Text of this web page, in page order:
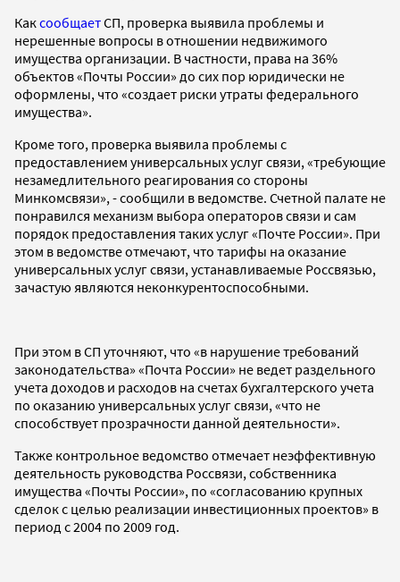
КаксообщаетСП, проверка выявила проблемы и
нерешенные вопросы в отношении недвижимого
имущества организации. В частности, права на 36%
объектов «Почты России» до сих пор юридически не
оформлены, что «создает риски утраты федерального
имущества».
Кроме того, проверка выявила проблемы с
предоставлением универсальных услуг связи, «требующие
незамедлительного реагирования со стороны
Минкомсвязи», - сообщили в ведомстве. Счетной палате не
понравился механизм выбора операторов связи и сам
порядок предоставления таких услуг «Почте России». При
этом в ведомстве отмечают, что тарифы на оказание
универсальных услуг связи, устанавливаемые Россвязью,
зачастую являются неконкурентоспособными.
При этом в СП уточняют, что «в нарушение требований
законодательства» «Почта России» не ведет раздельного
учета доходов и расходов на счетах бухгалтерского учета
по оказанию универсальных услуг связи, «что не
способствует прозрачности данной деятельности».
Также контрольное ведомство отмечает неэффективную
деятельность руководства Россвязи, собственника
имущества «Почты России», по «согласованию крупных
сделок с целью реализации инвестиционных проектов» в
период с 2004 по 2009 год.